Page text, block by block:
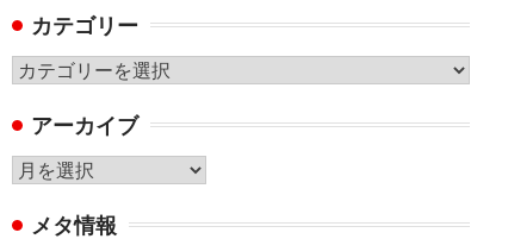
カテゴリー
カ
ゴ
リ
ー
アーカイブ
ア
カ メタ情報